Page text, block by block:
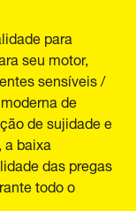
para
seu motor,
sensíveis /
de
de sujidade e
baixa
das pregas
todo o